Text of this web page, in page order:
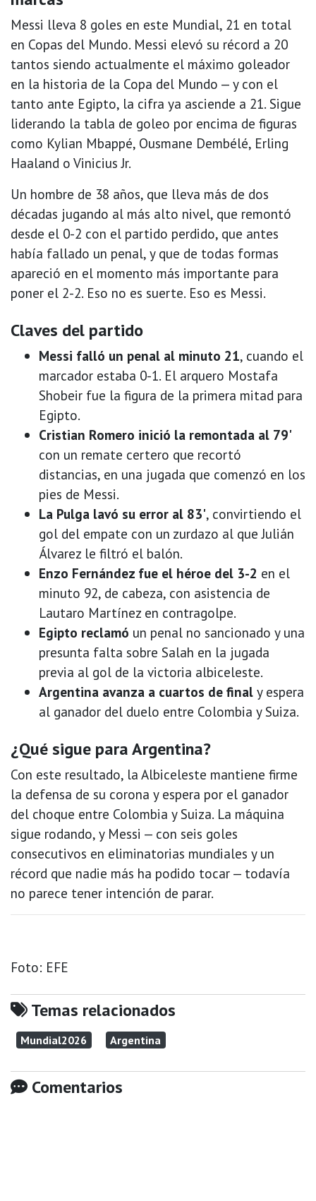
Messi lleva 8 goles en este Mundial, 21 en total
en Copas del Mundo. Messi elevó su récord a 20
tantos siendo actualmente el máximo goleador
en la historia de la Copa del Mundo — y con el
tanto ante Egipto, la cifra ya asciende a 21. Sigue
liderando la tabla de goleo por encima de figuras
como Kylian Mbappé, Ousmane Dembélé, Erling
Haaland o Vinicius Jr.
Un hombre de 38 años, que lleva más de dos
décadas jugando al más alto nivel, que remontó
desde el 0-2 con el partido perdido, que antes
había fallado un penal, y que de todas formas
apareció en el momento más importante para
poner el 2-2. Eso no es suerte. Eso es Messi.
Claves del partido
Messi falló un penal al minuto 21, cuando el
marcador estaba 0-1. El arquero Mostafa
Shobeir fue la figura de la primera mitad para
Egipto.
Cristian Romero inició la remontada al 79'
con un remate certero que recortó
distancias, en una jugada que comenzó en los
pies de Messi.
La Pulga lavó su error al 83', convirtiendo el
gol del empate con un zurdazo al que Julián
Álvarez le filtró el balón.
Enzo Fernández fue el héroe del 3-2 en el
minuto 92, de cabeza, con asistencia de
Lautaro Martínez en contragolpe.
Egipto reclamó un penal no sancionado y una
presunta falta sobre Salah en la jugada
previa al gol de la victoria albiceleste.
Argentina avanza a cuartos de final y espera
al ganador del duelo entre Colombia y Suiza.
¿Qué sigue para Argentina?
Con este resultado, la Albiceleste mantiene firme
la defensa de su corona y espera por el ganador
del choque entre Colombia y Suiza. La máquina
sigue rodando, y Messi — con seis goles
consecutivos en eliminatorias mundiales y un
récord que nadie más ha podido tocar — todavía
no parece tener intención de parar.
Foto: EFE
Temas relacionados
Mundial2026 Argentina
Comentarios